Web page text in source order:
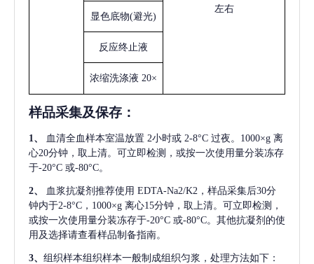
左右
显色底物(避光)
反应终止液
浓缩洗涤液 20×
样品采集及保存 ：
1、 血清全血样本室温放置 2小时或 2-8°C 过夜。1000×g 离
心20分钟，取上清。可立即检测，或按一次使用量分装冻存
于-20°C 或-80°C。
2、 血浆抗凝剂推荐使用 EDTA-Na2/K2，样品采集后30分
钟内于2-8°C，1000×g 离心15分钟，取上清。可立即检测，
或按一次使用量分装冻存于-20°C 或-80°C。其他抗凝剂的使
用及选择请查看样品制备指南。
3、 组织样本组织样本一般制成组织匀浆，处理方法如下：